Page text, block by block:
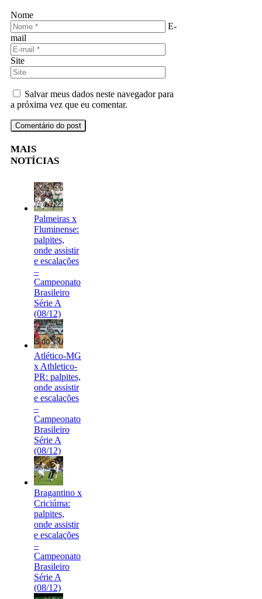
Nome
E-
mail
Site
Salvar meus dados neste navegador para
a próxima vez que eu comentar.
MAIS
NOTÍCIAS
Palmeiras x
Fluminense:
palpites,
onde assistir
e escalações
–
Campeonato
Brasileiro
Série A
(08/12)
Atlético-MG
x Athletico-
PR: palpites,
onde assistir
e escalações
–
Campeonato
Brasileiro
Série A
(08/12)
Bragantino x
Criciúma:
palpites,
onde assistir
e escalações
–
Campeonato
Brasileiro
Série A
(08/12)